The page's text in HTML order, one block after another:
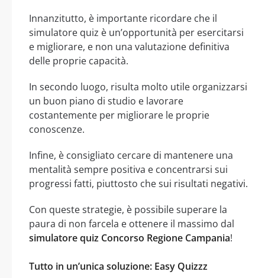
Innanzitutto, è importante ricordare che il
simulatore quiz è un’opportunità per esercitarsi
e migliorare, e non una valutazione definitiva
delle proprie capacità.
In secondo luogo, risulta molto utile organizzarsi
un buon piano di studio e lavorare
costantemente per migliorare le proprie
conoscenze.
Infine, è consigliato cercare di mantenere una
mentalità sempre positiva e concentrarsi sui
progressi fatti, piuttosto che sui risultati negativi.
Con queste strategie, è possibile superare la
paura di non farcela e ottenere il massimo dal
simulatore quiz Concorso Regione Campania!
Tutto in un’unica soluzione: Easy Quizzz